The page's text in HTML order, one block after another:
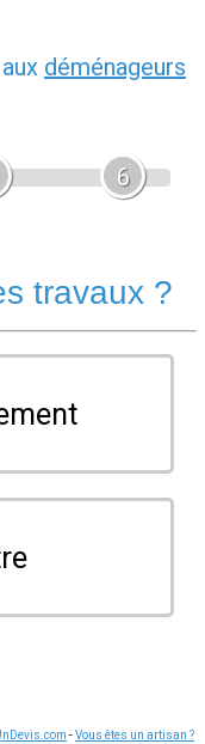
aux déménageurs
6
travaux ?
-Vous êtes un artisan ?